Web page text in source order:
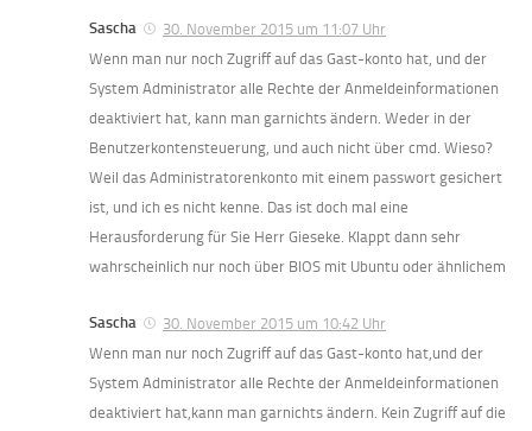
Sascha
30. November 2015 um 11:07 Uhr
Wenn man nur noch Zugriff auf das Gast-konto hat, und der
System Administrator alle Rechte der Anmeldeinformationen
deaktiviert hat, kann man garnichts ändern. Weder in der
Benutzerkontensteuerung, und auch nicht über cmd. Wieso?
Weil das Administratorenkonto mit einem passwort gesichert
ist, und ich es nicht kenne. Das ist doch mal eine
Herausforderung für Sie Herr Gieseke. Klappt dann sehr
wahrscheinlich nur noch über BIOS mit Ubuntu oder ähnlichem
Sascha
30. November 2015 um 10:42 Uhr
Wenn man nur noch Zugriff auf das Gast-konto hat,und der
System Administrator alle Rechte der Anmeldeinformationen
deaktiviert hat,kann man garnichts ändern. Kein Zugriff auf die